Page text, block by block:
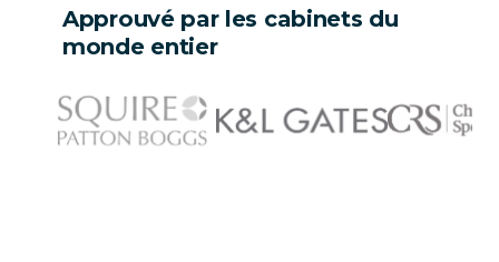
Approuvé par les cabinets du
monde entier